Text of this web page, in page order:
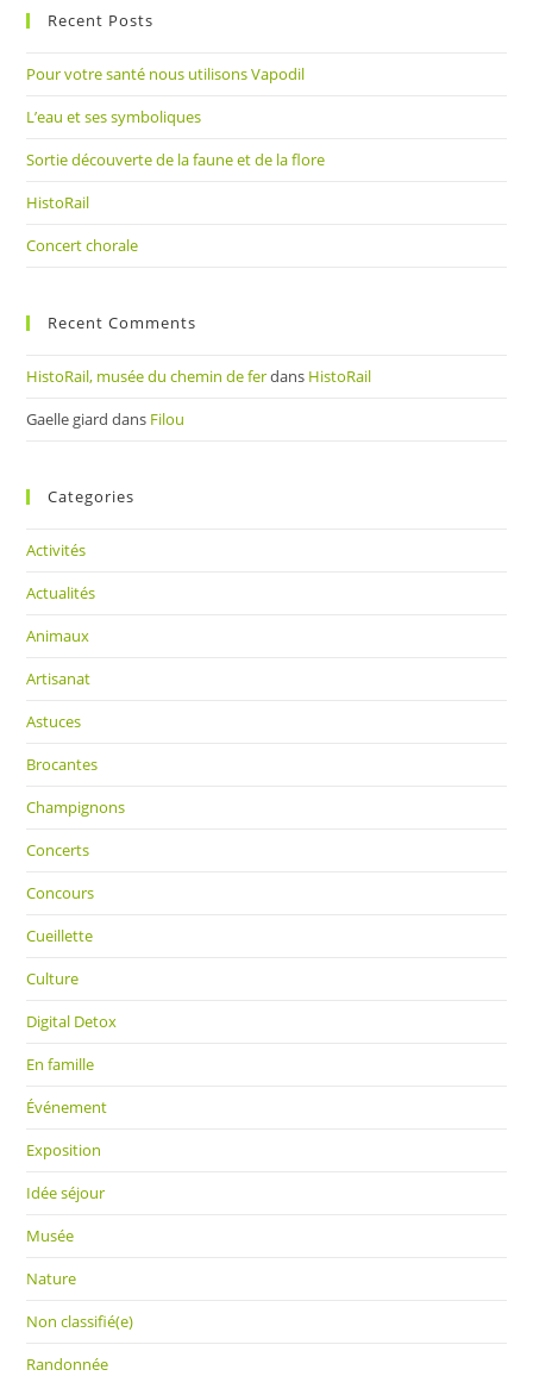
Recent Posts
Pour votre santé nous utilisons Vapodil
L’eau et ses symboliques
Sortie découverte de la faune et de la flore
HistoRail
Concert chorale
Recent Comments
HistoRail, musée du chemin de ferdans HistoRail
Gaelle giard dans Filou
Categories
Activités
Actualités
Animaux
Artisanat
Astuces
Brocantes
Champignons
Concerts
Concours
Cueillette
Culture
Digital Detox
En famille
Événement
Exposition
Idée séjour
Musée
Nature
Non classifié(e)
Randonnée